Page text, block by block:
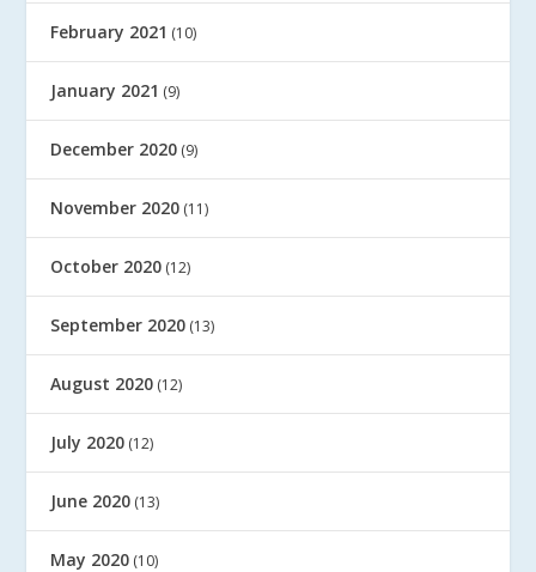
February 2021 (10)
January 2021 (9)
December 2020 (9)
November 2020 (11)
October 2020 (12)
September 2020 (13)
August 2020 (12)
July 2020 (12)
June 2020 (13)
May 2020 (10)